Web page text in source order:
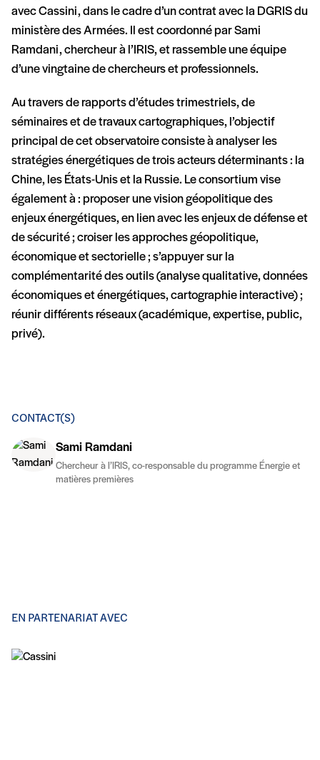
avec Cassini, dans le cadre d’un contrat avec la DGRIS du
ministère des Armées. Il est coordonné par Sami
Ramdani, chercheur à l’IRIS, et rassemble une équipe
d’une vingtaine de chercheurs et professionnels.
Au travers de rapports d’études trimestriels, de
séminaires et de travaux cartographiques, l’objectif
principal de cet observatoire consiste à analyser les
stratégies énergétiques de trois acteurs déterminants : la
Chine, les États-Unis et la Russie. Le consortium vise
également à : proposer une vision géopolitique des
enjeux énergétiques, en lien avec les enjeux de défense et
de sécurité ; croiser les approches géopolitique,
économique et sectorielle ; s’appuyer sur la
complémentarité des outils (analyse qualitative, données
économiques et énergétiques, cartographie interactive) ;
réunir différents réseaux (académique, expertise, public,
privé).
CONTACT(S)
Sami Ramdani
Chercheur à l’IRIS, co-responsable du programme Énergie et
matières premières
EN PARTENARIAT AVEC